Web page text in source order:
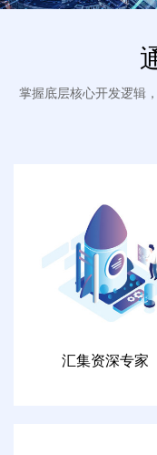
掌握底层核心开发逻辑
汇集资深专家